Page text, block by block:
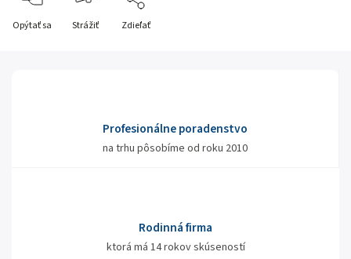
Opýtať sa Strážiť Zdieľať
Profesionálne poradenstvo
na trhu pôsobíme od roku 2010
Rodinná firma
ktorá má 14 rokov skúseností